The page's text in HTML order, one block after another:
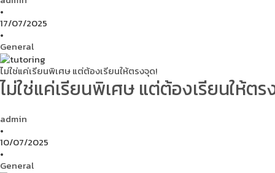
•
17/07/2025
•
General
ไม่ใช่แค่เรียนพิเศษ แต่ต้องเรียนให้ตรงจุด!
ไม่ใช่แค่เรียนพิเศษ แต่ต้องเรียนให้ต
admin
•
10/07/2025
•
General